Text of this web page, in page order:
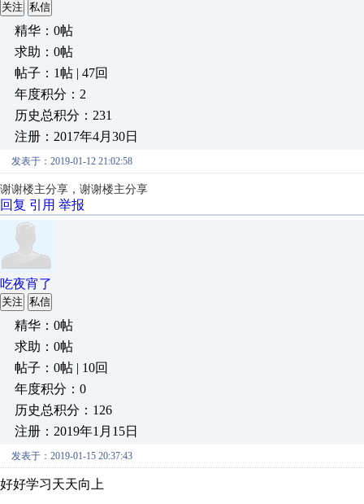
关注 私信
精华：0帖
求助：0帖
帖子：1帖 | 47回
年度积分：2
历史总积分：231
注册：2017年4月30日
发表于：2019-01-12 21:02:58
谢谢楼主分享，谢谢楼主分享
回复 引用 举报
吃夜宵了
关注 私信
精华：0帖
求助：0帖
帖子：0帖 | 10回
年度积分：0
历史总积分：126
注册：2019年1月15日
发表于：2019-01-15 20:37:43
好好学习天天向上